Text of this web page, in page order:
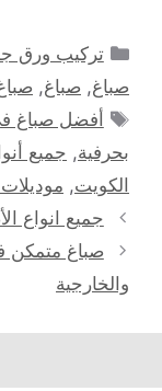
التصنيفات
تركيب ورق
صباغ, صباغ,
الوسوم
أفضل صباغ
بحرفية, جميع
الكويت,
جميع انواع
صباغ متمكن
والخارجية